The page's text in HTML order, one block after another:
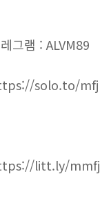
그램 : ALVM89
solo.to/mfj
litt.ly/mmfj